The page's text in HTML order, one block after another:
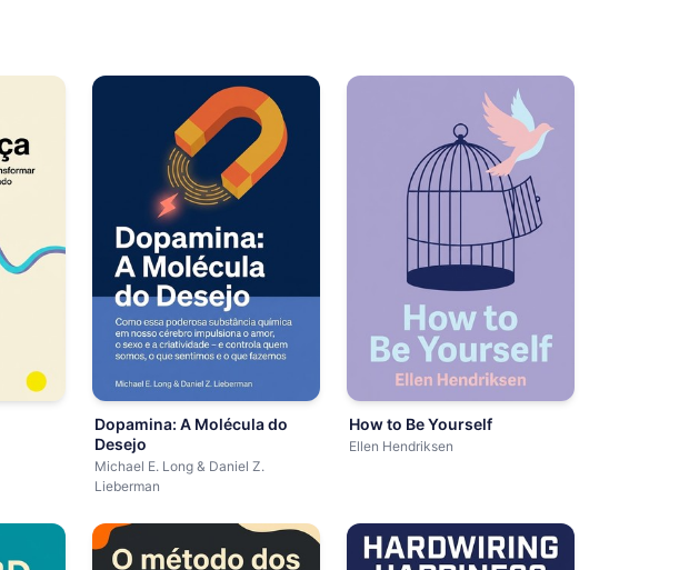
Dopamina: A Molécula do
Desejo
Michael E. Long & Daniel Z.
Lieberman
How to Be Yourself
Ellen Hendriksen